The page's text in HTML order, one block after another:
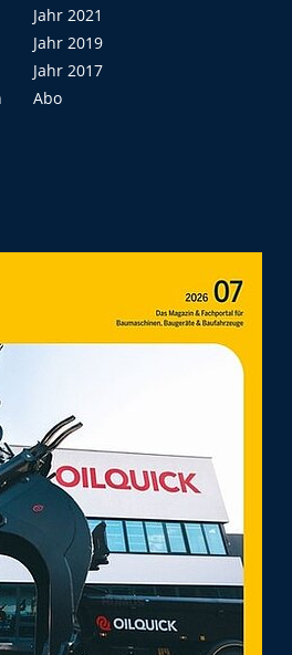
Jahr 2021
Jahr 2019
Jahr 2017
Abo